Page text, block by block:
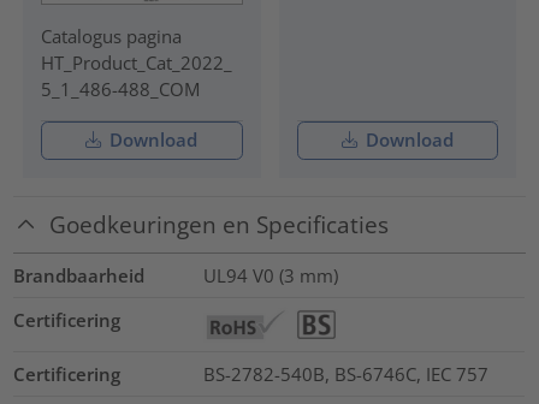
Catalogus pagina
HT_Product_Cat_2022_
5_1_486-488_COM
Download Download
Goedkeuringen en Specificaties
Brandbaarheid
UL94 V0 (3 mm)
Certificering
Certificering
BS-2782-540B, BS-6746C, IEC 757